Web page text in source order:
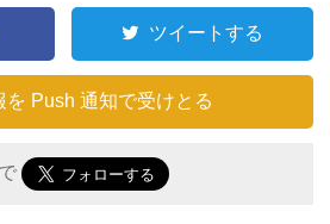
ツイートする
を Push 通知で受けとる